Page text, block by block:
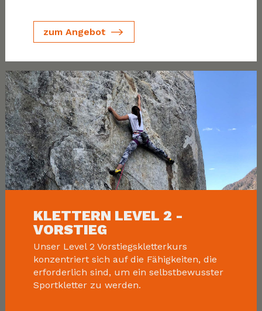
zum Angebot
KLETTERN LEVEL 2 -
VORSTIEG
Unser Level 2 Vorstiegskletterkurs
konzentriert sich auf die Fähigkeiten, die
erforderlich sind, um ein selbstbewusster
Sportkletter zu werden.